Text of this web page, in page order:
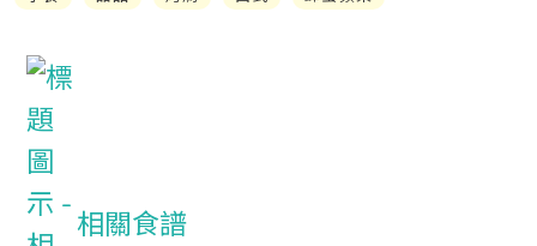
相關食譜